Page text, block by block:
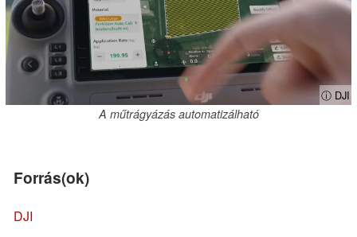
ⓘ DJI
A műtrágyázás automatizálható
Forrás(ok)
DJI